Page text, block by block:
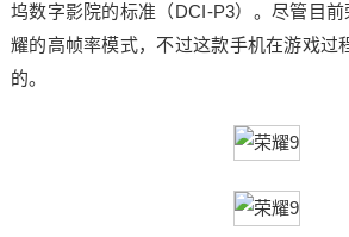
坞数字影院的标准（DCI-P3）。尽管目
耀的高帧率模式，不过这款手机在游戏过
的。